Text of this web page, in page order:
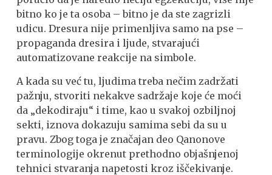
bitno ko je ta osoba – bitno je da ste zagrizli
udicu. Dresura nije primenljiva samo na pse –
propaganda dresira i ljude, stvarajući
automatizovane reakcije na simbole.
A kada su već tu, ljudima treba nečim zadržati
pažnju, stvoriti nekakve sadržaje koje će moći
da „dekodiraju“ i time, kao u svakoj ozbiljnoj
sekti, iznova dokazuju samima sebi da su u
pravu. Zbog toga je značajan deo Qanonove
terminologije okrenut prethodno objašnjenoj
tehnici stvaranja napetosti kroz iščekivanje.